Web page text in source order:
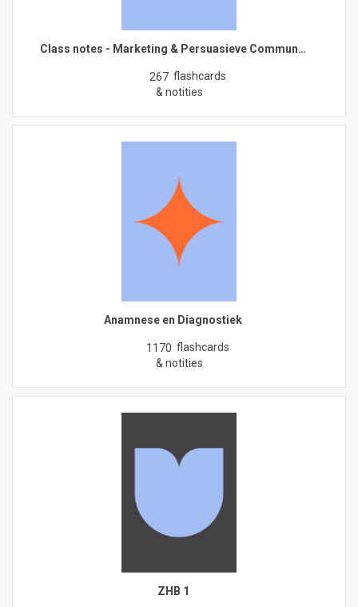
Class notes - Marketing & Persuasieve Commun…
267 flashcards
& notities
Anamnese en Diagnostiek
1170 flashcards
& notities
ZHB 1